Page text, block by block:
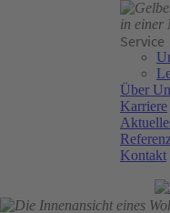
Service
Über
Karriere
Kontakt